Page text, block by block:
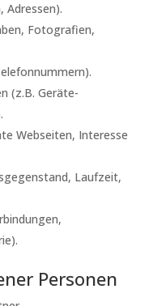
Adressen).
Fotografien,
(z.B. Geräte-
Webseiten, Interesse
Laufzeit,
Personen